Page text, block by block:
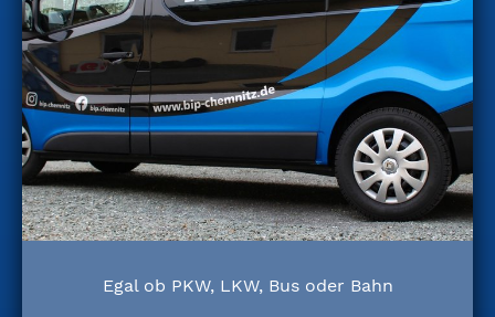
Egal ob PKW, LKW, Bus oder Bahn